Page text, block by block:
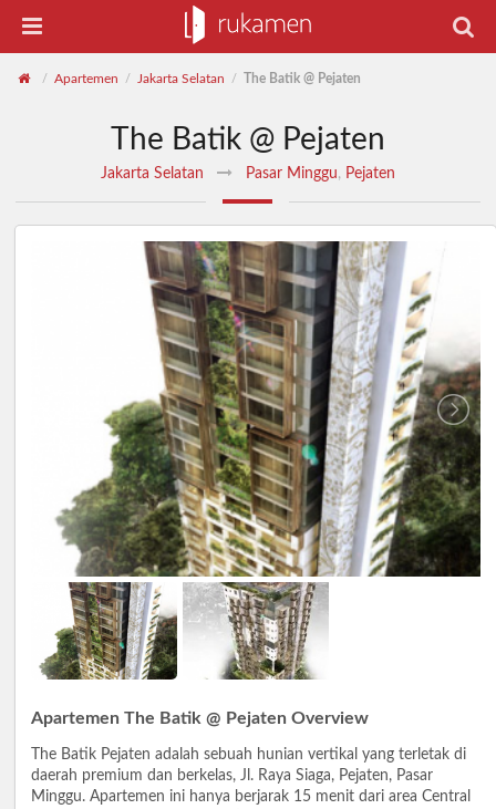
/ Apartemen / Jakarta Selatan / The Batik @ Pejaten
The Batik @ Pejaten
Jakarta Selatan Pasar Minggu, Pejaten
Apartemen The Batik @ Pejaten Overview
The Batik Pejaten adalah sebuah hunian vertikal yang terletak di
daerah premium dan berkelas, Jl. Raya Siaga, Pejaten, Pasar
Minggu. Apartemen ini hanya berjarak 15 menit dari area Central